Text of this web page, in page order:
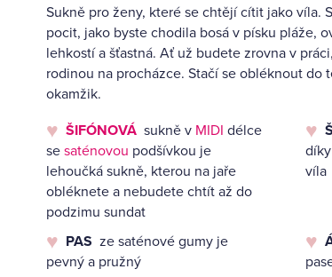
Sukně pro ženy, které se chtějí cítit jako víla.
pocit, jako byste chodila bosá v písku pláže,
lehkostí a šťastná. Ať už budete zrovna v
rodinou na procházce. Stačí se obléknout do
okamžik.
ŠIFÓNOVÁ sukně v MIDI délce
sesaténovou podšívkou je
lehoučká sukně, kterou na jaře
obléknete a nebudete chtít až do
podzimu sundat
víla
PAS ze saténové gumy je
pevný a pružný